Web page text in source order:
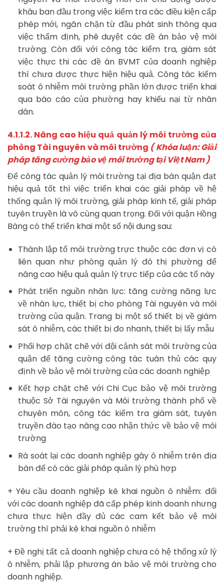
khâu ban đầu trong việc kiểm tra các điều kiện cấp
phép mới, ngăn chặn từ đầu phát sinh thông qua
việc thẩm định, phê duyệt các đề án bảo vệ môi
trường. Còn đối với công tác kiểm tra, giám sát
việc thực thi các đề án BVMT của doanh nghiệp
thì chưa được thực hiện hiệu quả. Công tác kiểm
soát ô nhiễm môi trường phần lớn được triển khai
qua báo cáo của phường hay khiếu nại từ nhân
dân.
4.1.1.2. Nâng cao hiệu quả quản lý môi trường của
phòng Tài nguyên và môi trường ( Khóa luận: Giải
pháp tăng cường bảo vệ môi trường tại Việt Nam )
Để công tác quản lý môi trường tại địa bàn quận đạt
hiệu quả tốt thì việc triển khai các giải pháp về hệ
thống quản lý môi trường, giải pháp kinh tế, giải pháp
tuyên truyền là vô cùng quan trọng. Đối với quận Hồng
Bàng có thể triển khai một số nội dung sau:
Thành lập tổ môi trường trực thuộc các đơn vị có
liên quan như phòng quản lý đô thị phường để
nâng cao hiệu quả quản lý trực tiếp của các tổ này
Phát triển nguồn nhân lực: tăng cường năng lực
về nhân lực, thiết bị cho phòng Tài nguyên và môi
trường của quận. Trang bị một số thiết bị về giám
sát ô nhiễm, các thiết bị đo nhanh, thiết bị lấy mẫu
Phối hợp chặt chẽ với đội cảnh sát môi trường của
quận để tăng cường công tác tuân thủ các quy
định về bảo vệ môi trường của các doanh nghiệp
Kết hợp chặt chẽ với Chi Cục bảo vệ môi trường
thuộc Sở Tài nguyên và Môi trường thành phố về
chuyên môn, công tác kiểm tra giám sát, tuyên
truyền đào tạo nâng cao nhận thức về bảo vệ môi
trường
Rà soát lại các doanh nghiệp gây ô nhiễm trên địa
bàn để có các giải pháp quản lý phù hợp
+ Yêu cầu doanh nghiệp kê khai nguồn ô nhiễm: đối
với các doanh nghiệp đã cấp phép kinh doanh nhưng
chưa thực hiện đầy đủ các cam kết bảo vệ môi
trường thì phải kê khai nguồn ô nhiễm
+ Đề nghị tất cả doanh nghiệp chưa có hệ thống xử lý
ô nhiễm, phải lập phương án bảo vệ môi trường cho
doanh nghiệp.